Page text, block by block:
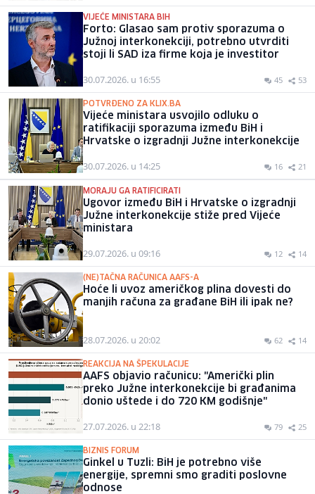
VIJEĆE MINISTARA BIH
Forto: Glasao sam protiv sporazuma o
Južnoj interkonekciji, potrebno utvrditi
stoji li SAD iza firme koja je investitor
30.07.2026. u 16:55 45 53
POTVRĐENO ZA KLIX.BA
Vijeće ministara usvojilo odluku o
ratifikaciji sporazuma između BiH i
Hrvatske o izgradnji Južne interkonekcije
30.07.2026. u 14:25 16 21
MORAJU GA RATIFICIRATI
Ugovor između BiH i Hrvatske o izgradnji
Južne interkonekcije stiže pred Vijeće
ministara
29.07.2026. u 09:16 12 14
(NE)TAČNA RAČUNICA AAFS-A
Hoće li uvoz američkog plina dovesti do
manjih računa za građane BiH ili ipak ne?
28.07.2026. u 20:02 62 14
REAKCIJA NA ŠPEKULACIJE
AAFS objavio računicu: "Američki plin
preko Južne interkonekcije bi građanima
donio uštede i do 720 KM godišnje"
27.07.2026. u 22:18 79 25
BIZNIS FORUM
Ginkel u Tuzli: BiH je potrebno više
energije, spremni smo graditi poslovne
odnose